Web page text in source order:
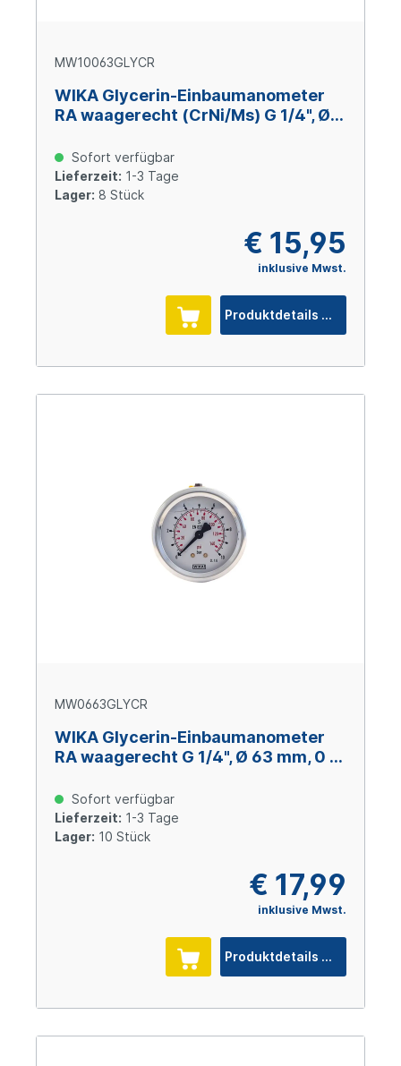
MW10063GLYCR
WIKA Glycerin-Einbaumanometer
RA waagerecht (CrNi/Ms) G 1/4", Ø
Sofort verfügbar
Lieferzeit: 1-3 Tage
Lager: 8 Stück
€ 15,95
inklusive Mwst.
Produktdetails
MW0663GLYCR
WIKA Glycerin-Einbaumanometer
RA waagerecht G 1/4", Ø 63 mm, 0 –
Sofort verfügbar
Lieferzeit: 1-3 Tage
Lager: 10 Stück
€ 17,99
inklusive Mwst.
Produktdetails